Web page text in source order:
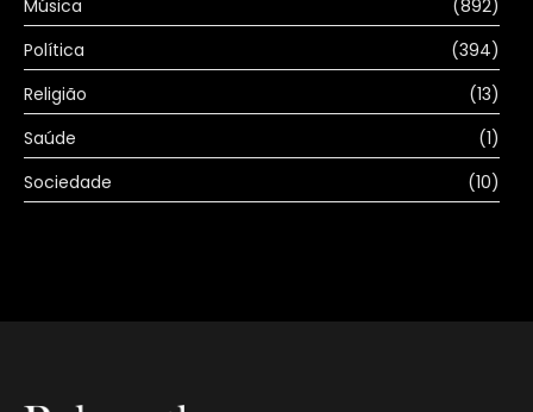
Música
(892)
Política
(394)
Religião
(13)
Saúde
(1)
Sociedade
(10)